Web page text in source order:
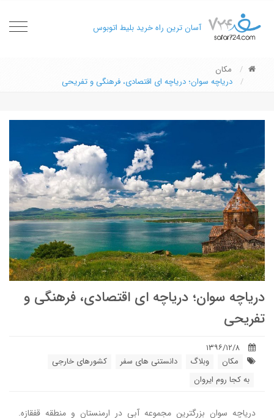
آسان ترین راه خرید بلیط اتوبوس
مکان
دریاچه سوان؛ دریاچه ای اقتصادی، فرهنگی و تفریحی
دریاچه سوان؛ دریاچه ای اقتصادی، فرهنگی و
تفریحی
۱۳۹۶/۱۲/۸
مکان
وبلاگ دانستنی های سفر
کشورهای خارجی
به کجا روم ایروان
دریاچه سوان بزرگترین مجموعه آبی در ارمنستان و منطقه قفقازه.